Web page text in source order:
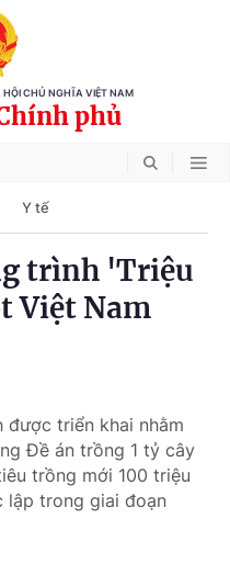
CHỦ NGHĨA VIỆT NAM
phủ
Y tế
trình 'Triệu
Việt Nam
được triển khai nhằm
Đề án trồng 1 tỷ cây
trồng mới 100 triệu
lập trong giai đoạn